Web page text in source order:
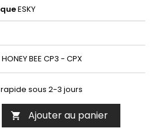
ESKY
BEE CP3 - CPX
sous 2-3 jours
 Ajouter au panier